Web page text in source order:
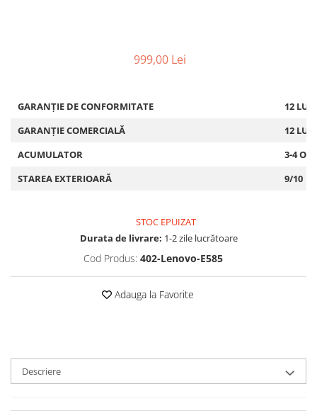
999,00 Lei
GARANȚIE DE CONFORMITATE
12
GARANȚIE COMERCIALĂ
12
ACUMULATOR
3-4 ORE
STAREA EXTERIOARĂ
9/10
STOC EPUIZAT
Durata de livrare: 1-2 zile lucrătoare
Cod Produs: 402-Lenovo-E585
Adauga la Favorite
Descriere